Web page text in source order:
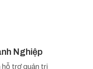
Nghiệp
hỗ trợ quản trị